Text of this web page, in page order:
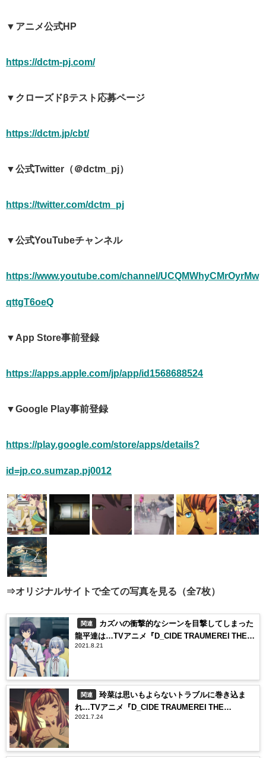
▼アニメ公式HP
https://dctm-pj.com/
▼クローズドβテスト応募ページ
https://dctm.jp/cbt/
▼公式Twitter（＠dctm_pj）
https://twitter.com/dctm_pj
▼公式YouTubeチャンネル
https://www.youtube.com/channel/UCQMWhyCMrOyrMw
qttgT6oeQ
▼App Store事前登録
https://apps.apple.com/jp/app/id1568688524
▼Google Play事前登録
https://play.google.com/store/apps/details?
id=jp.co.sumzap.pj0012
⇒オリジナルサイトで全ての写真を見る（全7枚）
関連
カズハの衝撃的なシーンを目撃してしまった
龍平達は…TVアニメ『D_CIDE TRAUMEREI THE
ANIMATION』第7話のあらすじと先行カットが到着
2021.8.21
関連
玲菜は思いもよらないトラブルに巻き込ま
れ…TVアニメ『D_CIDE TRAUMEREI THE
ANIMATION』第3話のあらすじと先行カットが到着
2021.7.24